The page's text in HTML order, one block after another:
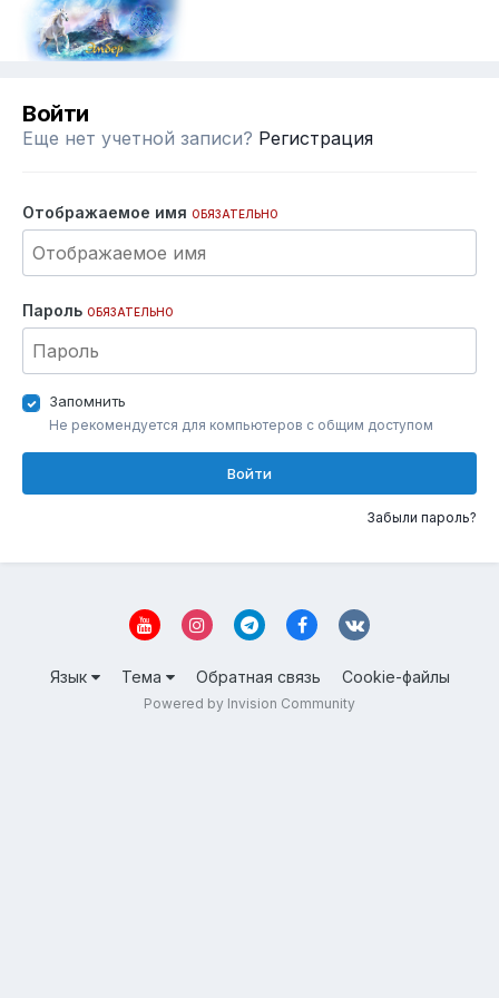
Войти
Еще нет учетной записи? Регистрация
Отображаемое имя ОБЯЗАТЕЛЬНО
Пароль ОБЯЗАТЕЛЬНО
Запомнить
Не рекомендуется для компьютеров с общим доступом
Войти
Забыли пароль?
Язык Тема Обратная связь Cookie-файлы
Powered by Invision Community